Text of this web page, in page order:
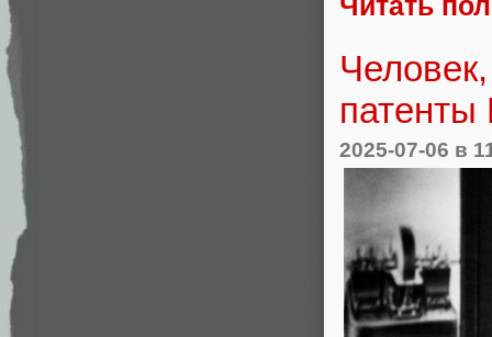
2025-07-06 в